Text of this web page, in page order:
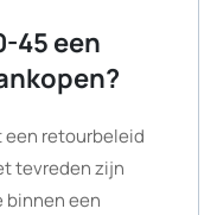
45 een
een retourbeleid
tevreden zijn
binnen een